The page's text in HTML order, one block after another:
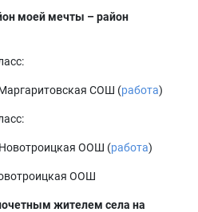
моей мечты – район
СОШ (работа)
ООШ (работа)
ООШ
жителем села на